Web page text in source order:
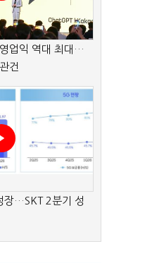
업익 역대 최대…
건
장…SKT 2분기 성